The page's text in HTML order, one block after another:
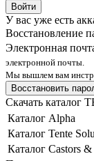
Войти
У вас уже есть
Восстановление
Электронная
электронной почты.
Мы вышлем вам
Восстановить
Скачать каталог
Каталог Alpha
Каталог Tente
Каталог Castors